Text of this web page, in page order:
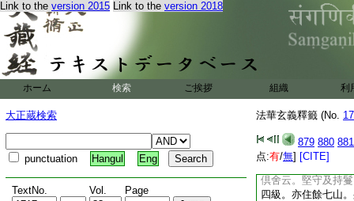
Link to the version 2015 Link to the version 2018
ホーム 検索 ご挨拶 組織 利
大正蔵検索
punctuation Hangul Eng
TextNo. Vol. Page
法華玄義釋籤 (No.
879 880 881
点:有/無] [CITE]
立。次辨其因果。
人天。人中三。初
果。三皆是下重明
位四輪者。倶舍云
八節以祭四海。四 6
人 7 主 8
秖是福
主。次明天位自分
略叙三界天因。次
住處。略依正法念
倶舍云。堅守及持
四級。亦住餘七山